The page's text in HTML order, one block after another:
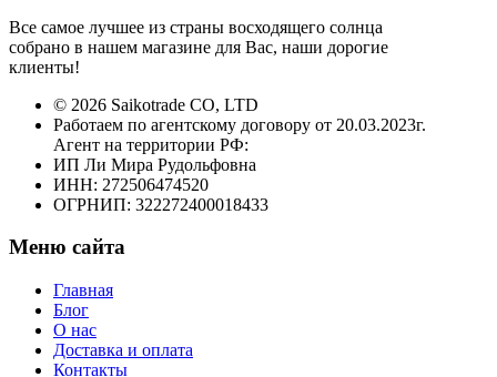
Все самое лучшее из страны восходящего солнца
собрано в нашем магазине для Вас, наши дорогие
клиенты!
© 2026 Saikotrade CO, LTD
Работаем по агентскому договору от 20.03.2023г.
Агент на территории РФ:
ИП Ли Мира Рудольфовна
ИНН: 272506474520
ОГРНИП: 322272400018433
Меню сайта
Главная
Блог
О нас
Доставка и оплата
Контакты